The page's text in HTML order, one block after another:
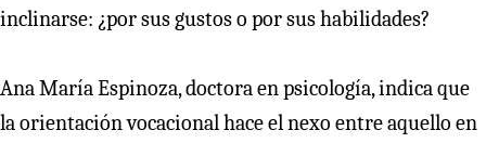
inclinarse: ¿por sus gustos o por sus habilidades?
Ana María Espinoza, doctora en psicología, indica que
la orientación vocacional hace el nexo entre aquello en